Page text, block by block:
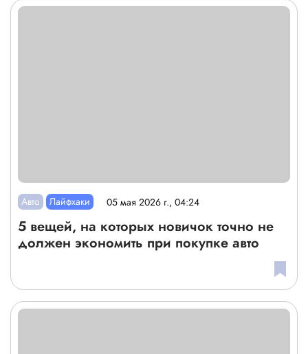
Авто Лайфхаки 05 мая 2026 г., 04:24
5 вещей, на которых новичок точно не
должен экономить при покупке авто